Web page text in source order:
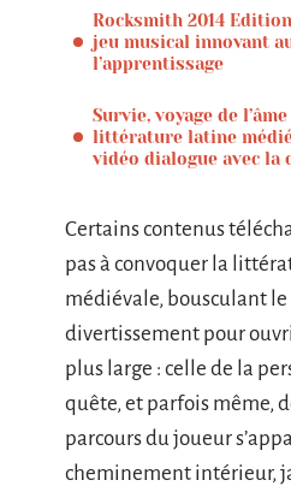
Rocksmith 2014
jeu musical innovant
l’apprentissage
Survie, voyage de
littérature latine
vidéo dialogue avec la
Certains contenus
pas à convoquer la
médiévale, bousculant
divertissement pour
plus large : celle de la
quête, et parfois même,
parcours du joueur
cheminement intérieur,